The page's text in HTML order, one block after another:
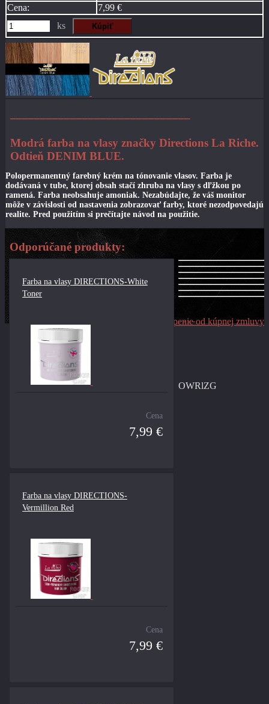
Cena:
7,99 €
ks
––––––––––––––––––––––––––––––
Modrá farba na vlasy značky Directions La Riche.
Odtieň DENIM BLUE.
Polopermanentný farebný krém na tónovanie vlasov. Farba je
dodávaná v tube, ktorej obsah stačí zhruba na vlasy s dľžkou po
ramená. Farba neobsahuje amoniak. Nezabúdajte, že váš monitor
môže v závislosti od nastavenia zobrazovať farby, ktoré nezodpovedajú
realite. Pred použitím si prečítajte návod na použitie.
Odporúčané produkty:
Farba na vlasy DIRECTIONS-White
Toner
Cena
7,99 €
Farba na vlasy DIRECTIONS-
Vermillion Red
Cena
7,99 €
Odstúpenie od kúpnej zmluvy
OWRlZG